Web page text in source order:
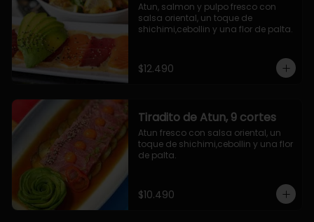
Atun, salmon y pulpo fresco con
salsa oriental, un toque de
shichimi,cebollin y una flor de palta.
$12.490
Tiradito de Atun, 9 cortes
Atun fresco con salsa oriental, un
toque de shichimi,cebollin y una flor
de palta.
$10.490